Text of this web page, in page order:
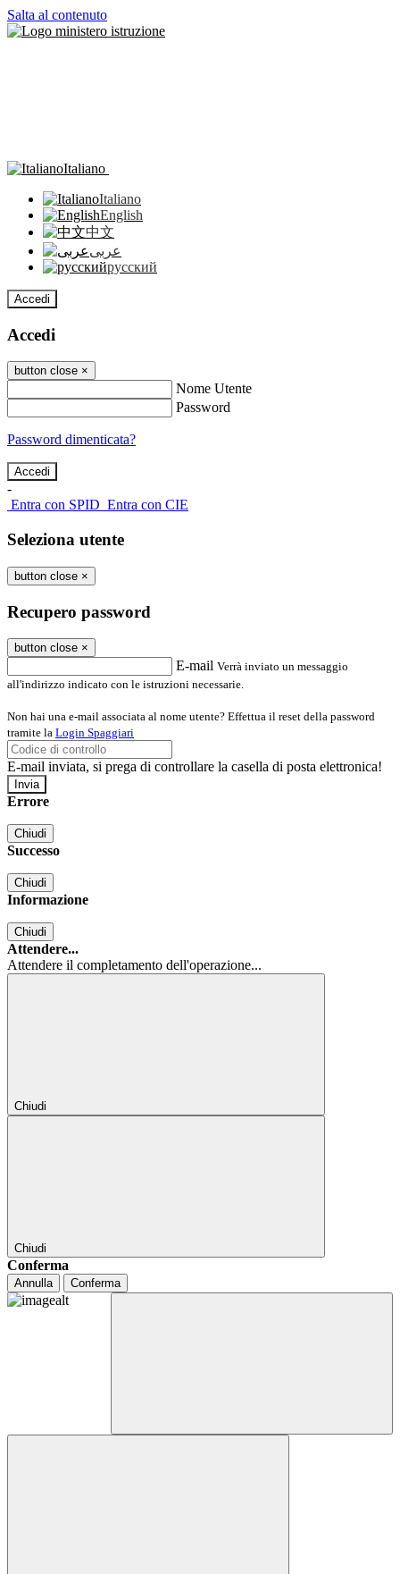
Salta al contenuto
Italiano
Italiano
English
中文
عربى
русский
Accedi
Accedi
button close ×
Nome Utente
Password
Password dimenticata?
-
Entra con SPID Entra con CIE
Seleziona utente
button close ×
Recupero password
button close ×
E-mail Verrà inviato un messaggio
all'indirizzo indicato con le istruzioni necessarie.
Non hai una e-mail associata al nome utente? Effettua il reset della password
tramite la Login Spaggiari
E-mail inviata, si prega di controllare la casella di posta elettronica!
Errore
Chiudi
Successo
Chiudi
Informazione
Chiudi
Attendere...
Attendere il completamento dell'operazione...
Chiudi
Chiudi
Conferma
Annulla Conferma